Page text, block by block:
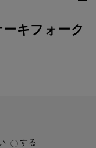
キフォーク
する